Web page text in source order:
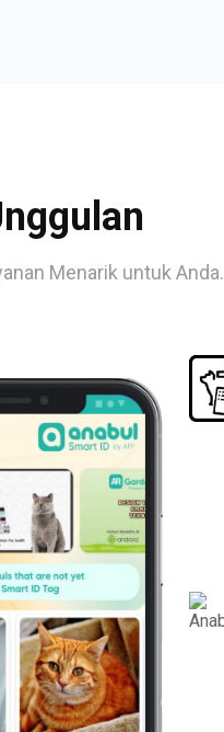
Menarik untuk Anda.